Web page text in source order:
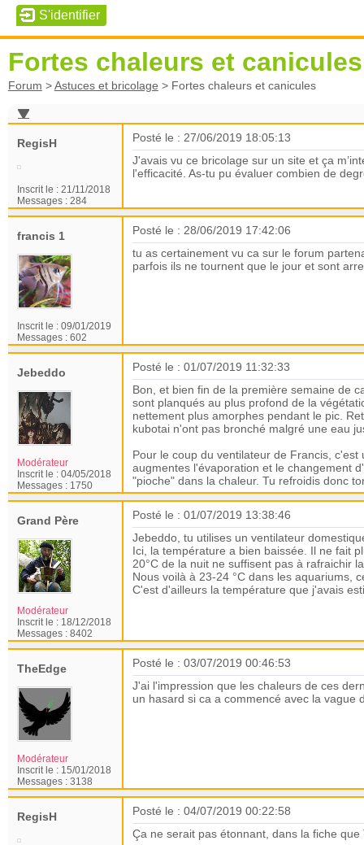
Fortes chaleurs et canicules
Forum >Astuces et bricolage > Fortes chaleurs et canicules
RegisH
Inscrit le : 21/11/2018
Messages : 284
Posté le : 27/06/2019 18:05:13
J'avais vu ce bricolage sur un site et ça
l'efficacité. As-tu pu évaluer combien de
francis 1
Inscrit le : 09/01/2019
Messages : 602
Posté le : 28/06/2019 17:42:06
tu as certainement vu ca sur le forum
parfois ils ne tournent que le jour et sont
Jebeddo
Modérateur
Inscrit le : 04/05/2018
Messages : 1750
Posté le : 01/07/2019 11:32:33
Bon, et bien fin de la première semaine de
sont planqués au plus profond de la
nettement plus amorphes pendant le pic.
kubotai n'ont pas bronché malgré une eau
Pour le coup du ventilateur de Francis,
augmentes l'évaporation et le changement
"pioche" dans la chaleur. Tu refroidis donc
Grand Père
Modérateur
Inscrit le : 18/12/2018
Messages : 8402
Posté le : 01/07/2019 13:38:46
Jebeddo, tu utilises un ventilateur
Ici, la température a bien baissée. Il ne fait
20°C de la nuit ne suffisent pas à rafraichir
Nous voilà à 23-24 °C dans les aquariums,
C'est d'ailleurs la température que j'avais
TheEdge
Modérateur
Inscrit le : 15/01/2018
Messages : 3138
Posté le : 03/07/2019 00:46:53
J'ai l'impression que les chaleurs de ces
un hasard si ca a commencé avec la vague
RegisH
Posté le : 04/07/2019 00:22:58
Ça ne serait pas étonnant, dans la fiche